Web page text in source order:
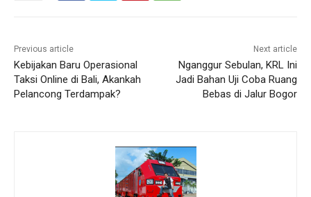
Previous article
Kebijakan Baru Operasional
Taksi Online di Bali, Akankah
Pelancong Terdampak?
Next article
Nganggur Sebulan, KRL Ini
Jadi Bahan Uji Coba Ruang
Bebas di Jalur Bogor